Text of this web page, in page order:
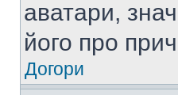
аватари,
його про
Догори